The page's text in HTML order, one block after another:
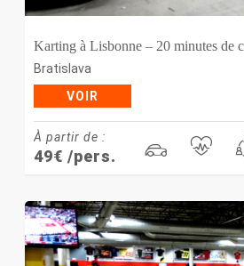
Karting à Lisbonne – 20 minutes de
Bratislava
VOIR
À partir de :
49€ /pers.